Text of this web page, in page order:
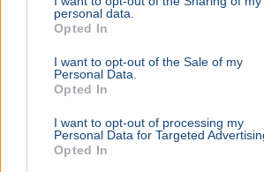
personal data.
Opted In
I want to opt-out of the Sale of my
Personal Data.
Opted In
I want to opt-out of processing my
Personal Data for Targeted
Opted In
bárkából a La Manche-